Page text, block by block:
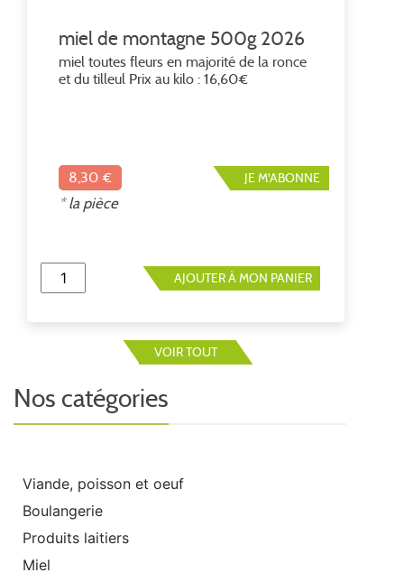
miel de montagne 500g 2026
miel toutes fleurs en majorité de la ronce
et du tilleul Prix au kilo : 16,60€
JE M'ABONNE
8,30 €
* la pièce
AJOUTER À MON PANIER
VOIR TOUT
Nos catégories
Viande, poisson et oeuf
Boulangerie
Produits laitiers
Miel